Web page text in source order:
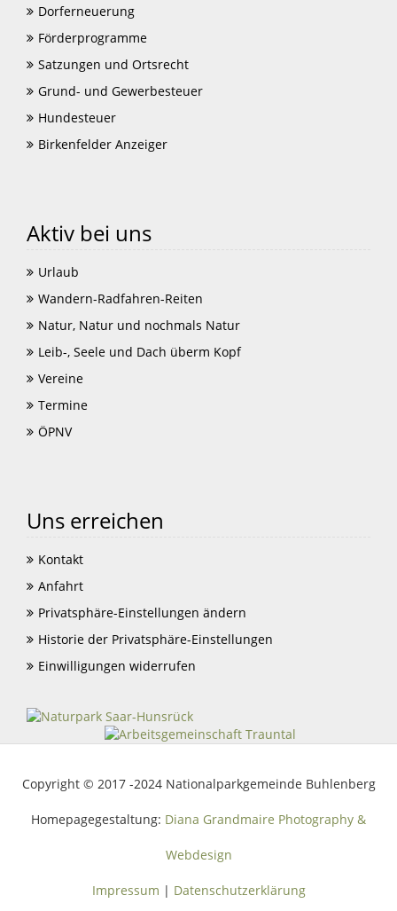
Dorferneuerung
Förderprogramme
Satzungen und Ortsrecht
Grund- und Gewerbesteuer
Hundesteuer
Birkenfelder Anzeiger
Aktiv bei uns
Urlaub
Wandern-Radfahren-Reiten
Natur, Natur und nochmals Natur
Leib-, Seele und Dach überm Kopf
Vereine
Termine
ÖPNV
Uns erreichen
Kontakt
Anfahrt
Privatsphäre-Einstellungen ändern
Historie der Privatsphäre-Einstellungen
Einwilligungen widerrufen
Copyright © 2017 -2024 Nationalparkgemeinde Buhlenberg
Homepagegestaltung: Diana Grandmaire Photography &
Webdesign
Impressum | Datenschutzerklärung